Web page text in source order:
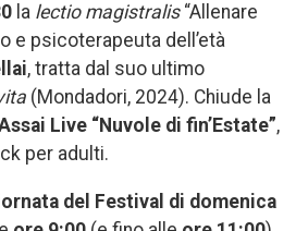
la lectio magistralis“Allenare
e psicoterapeuta dell’età
, tratta dal suo ultimo
(Mondadori, 2024). Chiude la
Live “Nuvole di fin’Estate”,
per adulti.
del Festival di domenica